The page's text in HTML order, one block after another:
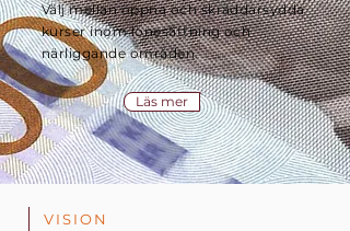
Välj mellan öppna och skräddarsydda
kurser inom lönesättning och
närliggande områden.
Läs mer
VISION